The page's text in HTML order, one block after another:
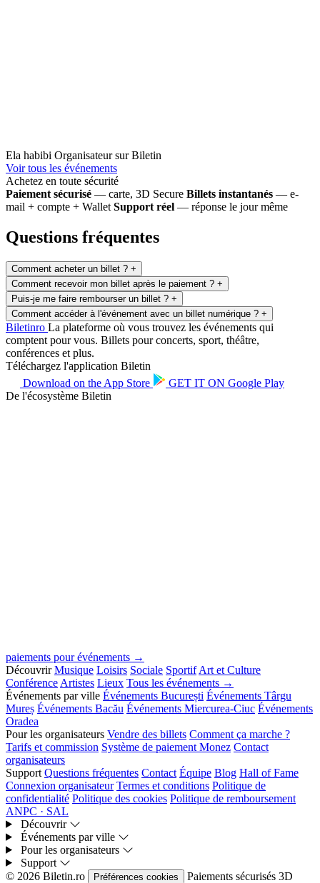
Ela habibi Organisateur sur Biletin
Voir tous les événements
Achetez en toute sécurité
Paiement sécurisé — carte, 3D Secure Billets instantanés — e-
mail + compte + Wallet Support réel — réponse le jour même
Questions fréquentes
Comment acheter un billet ? +
Comment recevoir mon billet après le paiement ? +
Puis-je me faire rembourser un billet ? +
Comment accéder à l'événement avec un billet numérique ? +
Biletinro La plateforme où vous trouvez les événements qui
comptent pour vous. Billets pour concerts, sport, théâtre,
conférences et plus.
Téléchargez l'application Biletin
Download on the App Store GET IT ON Google Play
De l'écosystème Biletin
paiements pour événements →
Découvrir Musique Loisirs Sociale Sportif Art et Culture
Conférence Artistes Lieux Tous les événements →
Événements par ville Événements București Événements Târgu
Mureș Événements Bacău Événements Miercurea-Ciuc Événements
Oradea
Pour les organisateurs Vendre des billets Comment ça marche ?
Tarifs et commission Système de paiement Monez Contact
organisateurs
Support Questions fréquentes Contact Équipe Blog Hall of Fame
Connexion organisateur Termes et conditions Politique de
confidentialité Politique des cookies Politique de remboursement
ANPC · SAL
Découvrir
Événements par ville
Pour les organisateurs
Support
© 2026 Biletin.ro
Préférences cookies Paiements sécurisés 3D